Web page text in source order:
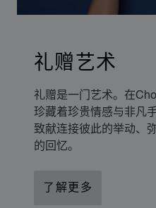
礼赠艺术
礼赠是一门艺术。在
珍藏着珍贵情感与非凡
致献连接彼此的举动、
的回忆。
了解更多